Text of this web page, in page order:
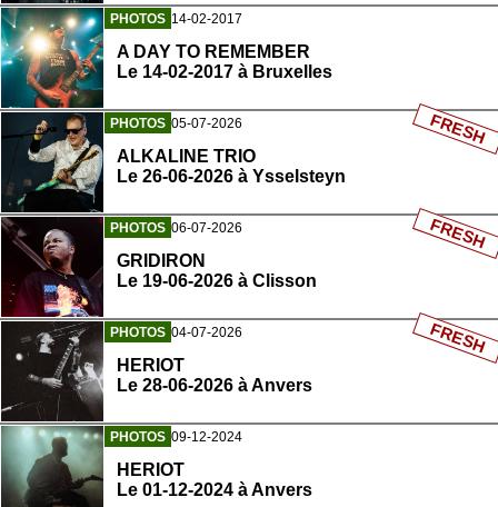
PHOTOS 14-02-2017
A DAY TO REMEMBER
Le 14-02-2017 à Bruxelles
PHOTOS 05-07-2026
ALKALINE TRIO
Le 26-06-2026 à Ysselsteyn
FRESH
PHOTOS 06-07-2026
GRIDIRON
Le 19-06-2026 à Clisson
FRESH
PHOTOS 04-07-2026
HERIOT
Le 28-06-2026 à Anvers
FRESH
PHOTOS 09-12-2024
HERIOT
Le 01-12-2024 à Anvers